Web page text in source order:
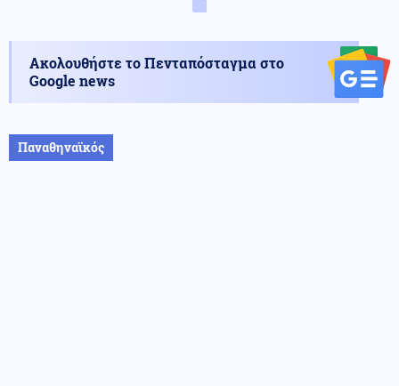
Ακολουθήστε το Πενταπόσταγμα στο
Google news
Παναθηναϊκός